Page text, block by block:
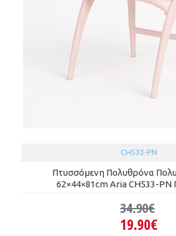
CH533-PN
Πτυσσόμενη Πολυθρόνα
62×44×81cm Aria CH533-PN
19.90€
34.90€